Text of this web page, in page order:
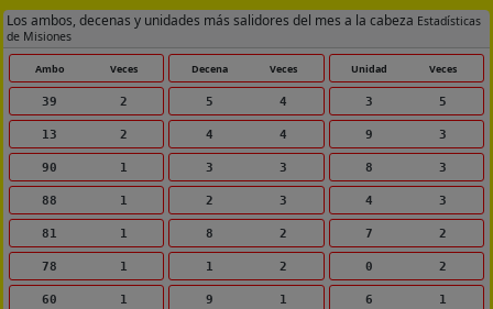
Los ambos, decenas y unidades más salidores del mes a la cabeza Estadísticas
de Misiones
Ambo Veces
39 2
13 2
90 1
88 1
81 1
78 1
60 1
Decena Veces
5 4
4 4
3 3
2 3
8 2
1 2
9 1
Unidad Veces
3 5
9 3
8 3
4 3
7 2
0 2
6 1